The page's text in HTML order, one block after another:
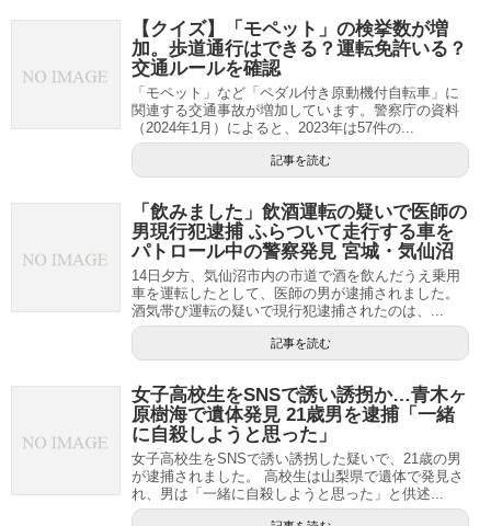
【クイズ】「モペット」の検挙数が増
加。歩道通行はできる？運転免許いる？
交通ルールを確認
「モペット」など「ペダル付き原動機付自転車」に
関連する交通事故が増加しています。警察庁の資料
（2024年1月）によると、2023年は57件の...
記事を読む
「飲みました」飲酒運転の疑いで医師の
男現行犯逮捕 ふらついて走行する車を
パトロール中の警察発見 宮城・気仙沼
14日夕方、気仙沼市内の市道で酒を飲んだうえ乗用
車を運転したとして、医師の男が逮捕されました。
酒気帯び運転の疑いで現行犯逮捕されたのは、...
記事を読む
女子高校生をSNSで誘い誘拐か…青木ヶ
原樹海で遺体発見 21歳男を逮捕「一緒
に自殺しようと思った」
女子高校生をSNSで誘い誘拐した疑いで、21歳の男
が逮捕されました。 高校生は山梨県で遺体で発見さ
れ、男は「一緒に自殺しようと思った」と供述...